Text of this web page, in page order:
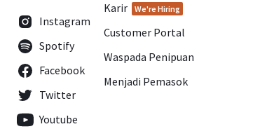
Instagram
Spotify
Facebook
Twitter
Youtube
Karir
We're Hiring
Customer Portal
Waspada Penipuan
Menjadi Pemasok